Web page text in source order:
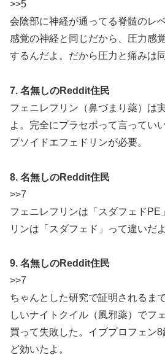
>>5
会陰部に神経が通ってる脊髄のレ
感覚の神経と同じだから、圧力感
するんだよ。だから圧力と痛みは
7. 名無しのReddit住民
フェニレフリン（鼻づまり薬）は
よ。完全にプラセボって言ってい
プソイドエフェドリンが必要。
8. 名無しのReddit住民
>>7
フェニレフリンは「スダフェドPE
リンは「スダフェド」って違いだよ
9. 名無しのReddit住民
>>7
ちゃんとした研究で証明されるま
しいナイトクイル（風邪薬）でフ
買って失敗した。イブプロフェン
ど効いたよ。